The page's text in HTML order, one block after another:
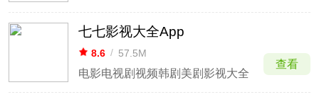
七七影视大全App
8.6 / 57.5M
电影电视剧视频韩剧美剧影视大全
查看